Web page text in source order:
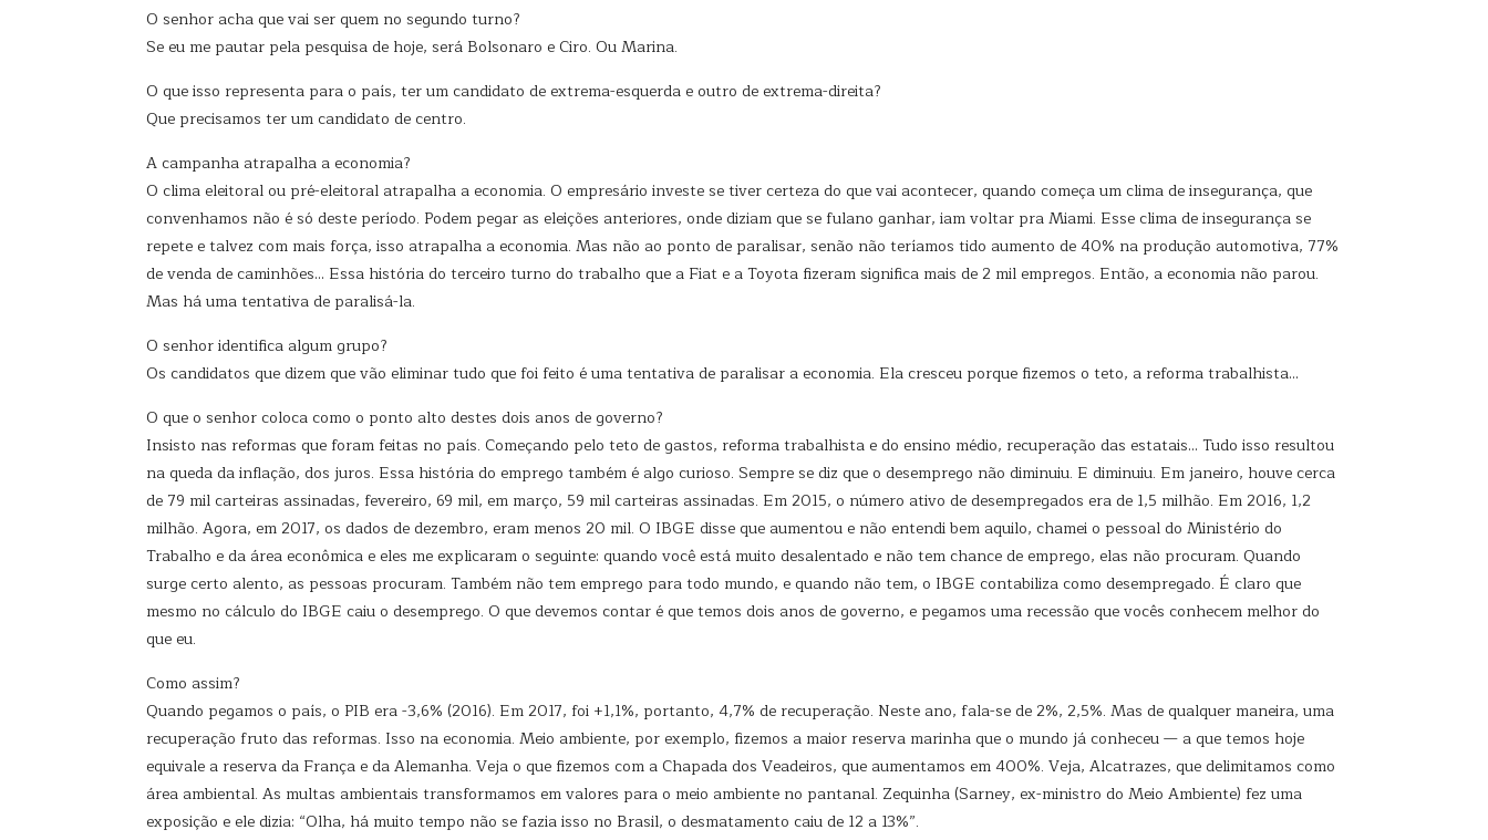
O senhor acha que vai ser quem no segundo turno?
Se eu me pautar pela pesquisa de hoje, será Bolsonaro e Ciro. Ou Marina.
O que isso representa para o país, ter um candidato de extrema-esquerda e outro de extrema-direita?
Que precisamos ter um candidato de centro.
A campanha atrapalha a economia?
O clima eleitoral ou pré-eleitoral atrapalha a economia. O empresário investe se tiver certeza do que vai acontecer, quando começa um clima de insegurança, que
convenhamos não é só deste período. Podem pegar as eleições anteriores, onde diziam que se fulano ganhar, iam voltar pra Miami. Esse clima de insegurança se
repete e talvez com mais força, isso atrapalha a economia. Mas não ao ponto de paralisar, senão não teríamos tido aumento de 40% na produção automotiva, 77%
de venda de caminhões… Essa história do terceiro turno do trabalho que a Fiat e a Toyota fizeram significa mais de 2 mil empregos. Então, a economia não parou.
Mas há uma tentativa de paralisá-la.
O senhor identifica algum grupo?
Os candidatos que dizem que vão eliminar tudo que foi feito é uma tentativa de paralisar a economia. Ela cresceu porque fizemos o teto, a reforma trabalhista…
O que o senhor coloca como o ponto alto destes dois anos de governo?
Insisto nas reformas que foram feitas no país. Começando pelo teto de gastos, reforma trabalhista e do ensino médio, recuperação das estatais… Tudo isso resultou
na queda da inflação, dos juros. Essa história do emprego também é algo curioso. Sempre se diz que o desemprego não diminuiu. E diminuiu. Em janeiro, houve cerca
de 79 mil carteiras assinadas, fevereiro, 69 mil, em março, 59 mil carteiras assinadas. Em 2015, o número ativo de desempregados era de 1,5 milhão. Em 2016, 1,2
milhão. Agora, em 2017, os dados de dezembro, eram menos 20 mil. O IBGE disse que aumentou e não entendi bem aquilo, chamei o pessoal do Ministério do
Trabalho e da área econômica e eles me explicaram o seguinte: quando você está muito desalentado e não tem chance de emprego, elas não procuram. Quando
surge certo alento, as pessoas procuram. Também não tem emprego para todo mundo, e quando não tem, o IBGE contabiliza como desempregado. É claro que
mesmo no cálculo do IBGE caiu o desemprego. O que devemos contar é que temos dois anos de governo, e pegamos uma recessão que vocês conhecem melhor do
que eu.
Como assim?
Quando pegamos o país, o PIB era -3,6% (2016). Em 2017, foi +1,1%, portanto, 4,7% de recuperação. Neste ano, fala-se de 2%, 2,5%. Mas de qualquer maneira, uma
recuperação fruto das reformas. Isso na economia. Meio ambiente, por exemplo, fizemos a maior reserva marinha que o mundo já conheceu — a que temos hoje
equivale a reserva da França e da Alemanha. Veja o que fizemos com a Chapada dos Veadeiros, que aumentamos em 400%. Veja, Alcatrazes, que delimitamos como
área ambiental. As multas ambientais transformamos em valores para o meio ambiente no pantanal. Zequinha (Sarney, ex-ministro do Meio Ambiente) fez uma
exposição e ele dizia: “Olha, há muito tempo não se fazia isso no Brasil, o desmatamento caiu de 12 a 13%”.